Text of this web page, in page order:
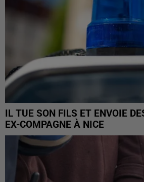
IL TUE SON FILS ET ENVOIE
EX-COMPAGNE À NICE